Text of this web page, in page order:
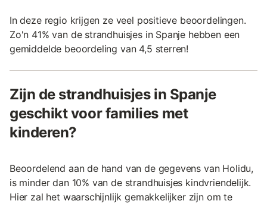
In deze regio krijgen ze veel positieve beoordelingen.
Zo'n 41% van de strandhuisjes in Spanje hebben een
gemiddelde beoordeling van 4,5 sterren!
Zijn de strandhuisjes in Spanje
geschikt voor families met
kinderen?
Beoordelend aan de hand van de gegevens van Holidu,
is minder dan 10% van de strandhuisjes kindvriendelijk.
Hier zal het waarschijnlijk gemakkelijker zijn om te